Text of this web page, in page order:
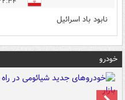
نابود باد اسرائیل
خودرو